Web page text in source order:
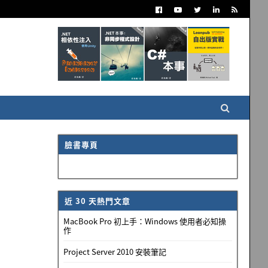
臉書專頁
近 30 天熱門文章
MacBook Pro 初上手：Windows 使用者必知操
作
Project Server 2010 安裝筆記